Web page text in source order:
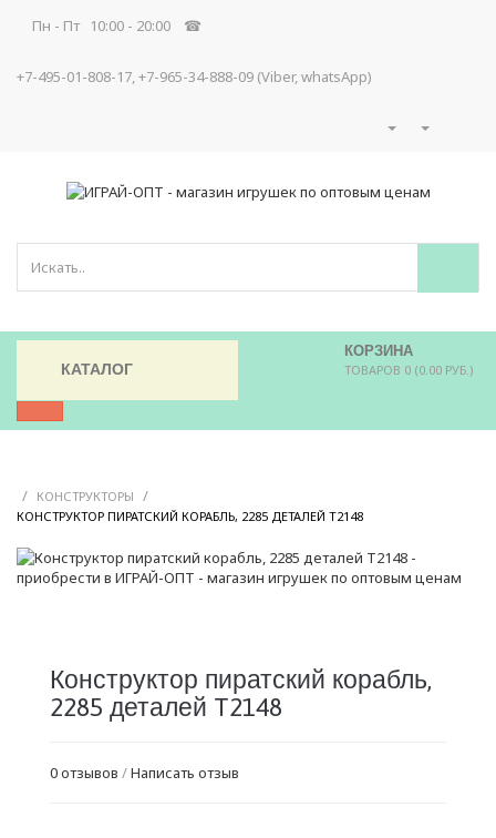
Пн - Пт 10:00 - 20:00 ☎
+7-495-01-808-17, +7-965-34-888-09 (Viber, whatsApp)
КОРЗИНА
ТОВАРОВ 0 (0.00 РУБ.)
КАТАЛОГ
/ КОНСТРУКТОРЫ /
КОНСТРУКТОР ПИРАТСКИЙ КОРАБЛЬ, 2285 ДЕТАЛЕЙ T2148
Конструктор пиратский корабль,
2285 деталей T2148
0 отзывов /Написать отзыв